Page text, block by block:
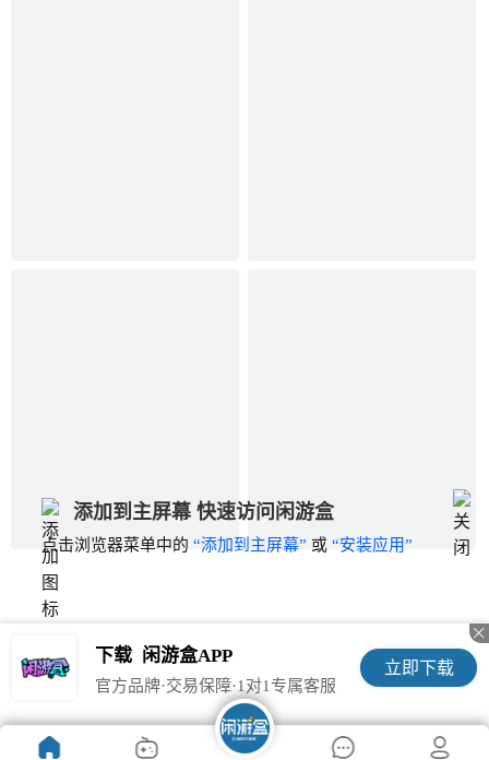
下载 闲游盒APP
官方品牌·交易保障·1对1专属客服
立即下载

添加到主屏幕 快速访问闲游盒
点击浏览器菜单中的“添加到主屏幕” 或“安装应用”